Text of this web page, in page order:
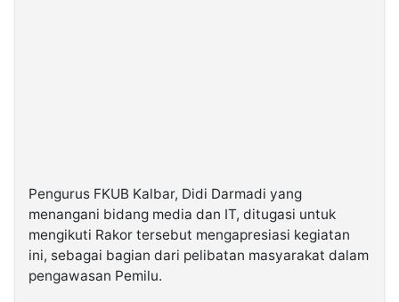
Pengurus FKUB Kalbar, Didi Darmadi yang
menangani bidang media dan IT, ditugasi untuk
mengikuti Rakor tersebut mengapresiasi kegiatan
ini, sebagai bagian dari pelibatan masyarakat dalam
pengawasan Pemilu.